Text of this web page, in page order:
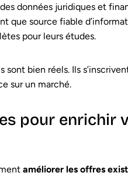
données juridiques et
que source fiable
pour leurs études.
bien réels. Ils
sur un marché.
pour enrichir
améliorer les offres